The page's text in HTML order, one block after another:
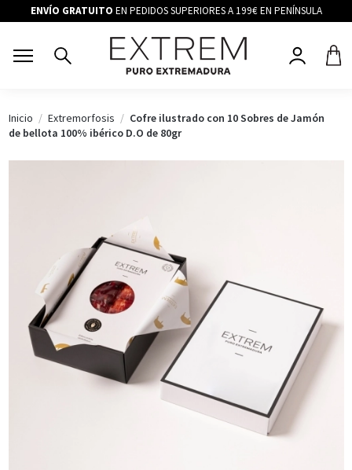
ENVÍO GRATUITO EN PEDIDOS SUPERIORES A 199€ EN PENÍNSULA
Inicio Extremorfosis
Cofre ilustrado con 10 Sobres de Jamón
de bellota 100% ibérico D.O de 80gr